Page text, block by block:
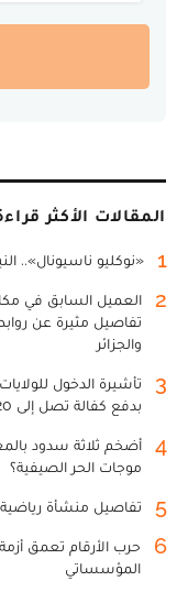
المقالات الأكثر
1 «نوكليو ناسيونال»..
2
العميل السابق في
تفاصيل مثيرة عن
والجزائر
3
بدفع كفالة تصل إلى 20 ألف دولار
4
أضخم ثلاثة سدود
موجات الحر الصيفية؟
5 تفاصيل منشأة رياضية
6
حرب الأرقام تعمق
المؤسساتي